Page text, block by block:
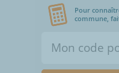
Pour
commune,